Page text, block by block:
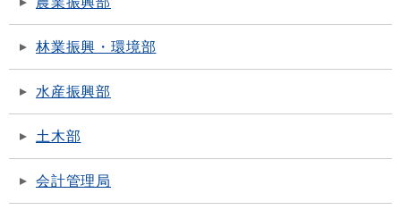
林業振興・環境部
水産振興部
土木部
会計管理局